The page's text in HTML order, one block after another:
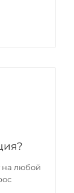
на любой